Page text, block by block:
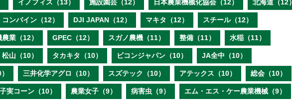
イノフィス（13） 施設園芸（12） 日本農業機械化協会（12） 北海道（12）
コンバイン（12） DJI JAPAN（12） マキタ（12） スチール（12）
業（12） GPEC（12） スガノ農機（11） 整備（11） 水稲（11）
松山（10） タカキタ（10） ビコンジャパン（10） JA全中（10）
三井化学アグロ（10） スズテック（10） アテックス（10） 総会（10）
子実コーン（10） 農業女子（9） 病害虫（9） エム・エス・ケー農業機械（9）